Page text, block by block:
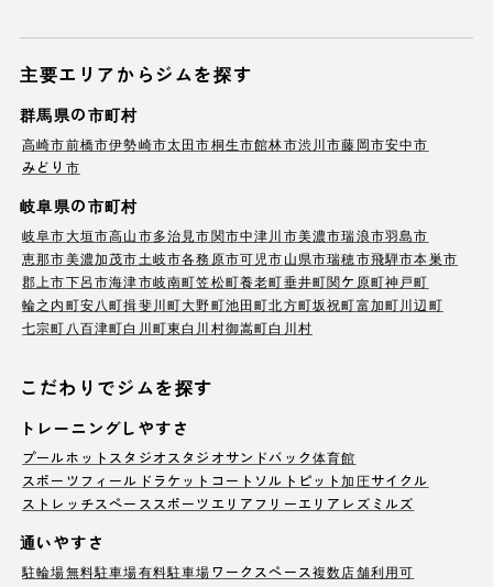
主要エリアからジムを探す
群馬県の市町村
高崎市前橋市伊勢崎市太田市桐生市館林市渋川市藤岡市安中市
みどり市
岐阜県の市町村
岐阜市大垣市高山市多治見市関市中津川市美濃市瑞浪市羽島市
恵那市美濃加茂市土岐市各務原市可児市山県市瑞穂市飛騨市本巣市
郡上市下呂市海津市岐南町笠松町養老町垂井町関ケ原町神戸町
輪之内町安八町揖斐川町大野町池田町北方町坂祝町富加町川辺町
七宗町 八百津町白川町東白川村御嵩町白川村
こだわりでジムを探す
トレーニングしやすさ
プールホットスタジオ スタジオサンドバック体育館
スポーツフィールド ラケットコート ソルトピット加圧サイクル
ストレッチスペース スポーツエリア フリーエリア レズミルズ
通いやすさ
駐輪場無料駐車場有料駐車場ワークスペース複数店舗利用可